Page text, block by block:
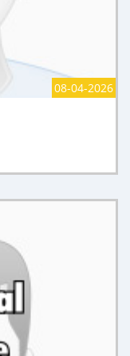
08-04-2026